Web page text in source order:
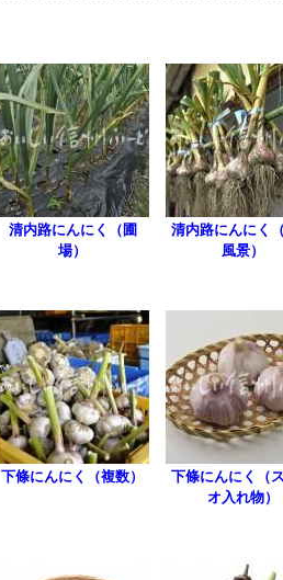
清内路にんにく（圃
場）
清内路にんにく
風景）
下條にんにく（複数）
下條にんにく（
オ入れ物）